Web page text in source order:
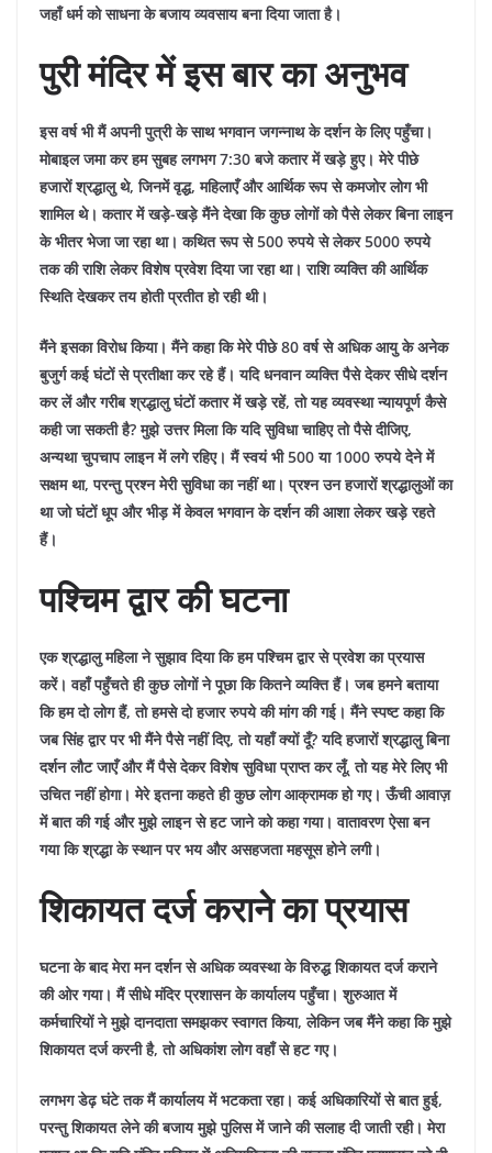
जहाँ धर्म को साधना के बजाय व्यवसाय बना दिया जाता है।
पुरी मंदिर में इस बार का अनुभव
इस वर्ष भी मैं अपनी पुत्री के साथ भगवान जगन्नाथ के दर्शन के लिए पहुँचा।
मोबाइल जमा कर हम सुबह लगभग 7:30 बजे कतार में खड़े हुए। मेरे पीछे
हजारों श्रद्धालु थे, जिनमें वृद्ध, महिलाएँ और आर्थिक रूप से कमजोर लोग भी
शामिल थे।कतार में खड़े-खड़े मैंने देखा कि कुछ लोगों को पैसे लेकर बिना लाइन
के भीतर भेजा जा रहा था। कथित रूप से 500 रुपये से लेकर 5000 रुपये
तक की राशि लेकर विशेष प्रवेश दिया जा रहा था। राशि व्यक्ति की आर्थिक
स्थिति देखकर तय होती प्रतीत हो रही थी।
मैंने इसका विरोध किया। मैंने कहा कि मेरे पीछे 80 वर्ष से अधिक आयु के अनेक
बुजुर्ग कई घंटों से प्रतीक्षा कर रहे हैं। यदि धनवान व्यक्ति पैसे देकर सीधे दर्शन
कर लें और गरीब श्रद्धालु घंटों कतार में खड़े रहें, तो यह व्यवस्था न्यायपूर्ण कैसे
कही जा सकती है?मुझे उत्तर मिला कि यदि सुविधा चाहिए तो पैसे दीजिए,
अन्यथा चुपचाप लाइन में लगे रहिए।मैं स्वयं भी 500 या 1000 रुपये देने में
सक्षम था, परन्तु प्रश्न मेरी सुविधा का नहीं था। प्रश्न उन हजारों श्रद्धालुओं का
था जो घंटों धूप और भीड़ में केवल भगवान के दर्शन की आशा लेकर खड़े रहते
हैं।
पश्चिम द्वार की घटना
एक श्रद्धालु महिला ने सुझाव दिया कि हम पश्चिम द्वार से प्रवेश का प्रयास
करें। वहाँ पहुँचते ही कुछ लोगों ने पूछा कि कितने व्यक्ति हैं। जब हमने बताया
कि हम दो लोग हैं, तो हमसे दो हजार रुपये की मांग की गई।मैंने स्पष्ट कहा कि
जब सिंह द्वार पर भी मैंने पैसे नहीं दिए, तो यहाँ क्यों दूँ? यदि हजारों श्रद्धालु बिना
दर्शन लौट जाएँ और मैं पैसे देकर विशेष सुविधा प्राप्त कर लूँ, तो यह मेरे लिए भी
उचित नहीं होगा।मेरे इतना कहते ही कुछ लोग आक्रामक हो गए। ऊँची आवाज़
में बात की गई और मुझे लाइन से हट जाने को कहा गया। वातावरण ऐसा बन
गया कि श्रद्धा के स्थान पर भय और असहजता महसूस होने लगी।
शिकायत दर्ज कराने का प्रयास
घटना के बाद मेरा मन दर्शन से अधिक व्यवस्था के विरुद्ध शिकायत दर्ज कराने
की ओर गया। मैं सीधे मंदिर प्रशासन के कार्यालय पहुँचा।शुरुआत में
कर्मचारियों ने मुझे दानदाता समझकर स्वागत किया, लेकिन जब मैंने कहा कि मुझे
शिकायत दर्ज करनी है, तो अधिकांश लोग वहाँ से हट गए।
लगभग डेढ़ घंटे तक मैं कार्यालय में भटकता रहा। कई अधिकारियों से बात हुई,
परन्तु शिकायत लेने की बजाय मुझे पुलिस में जाने की सलाह दी जाती रही। मेरा